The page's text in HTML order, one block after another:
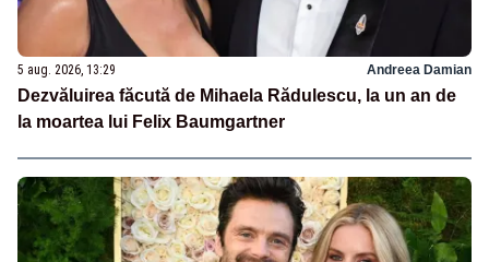
5 aug. 2026, 13:29 Andreea Damian
Dezvăluirea făcută de Mihaela Rădulescu, la un an de
la moartea lui Felix Baumgartner